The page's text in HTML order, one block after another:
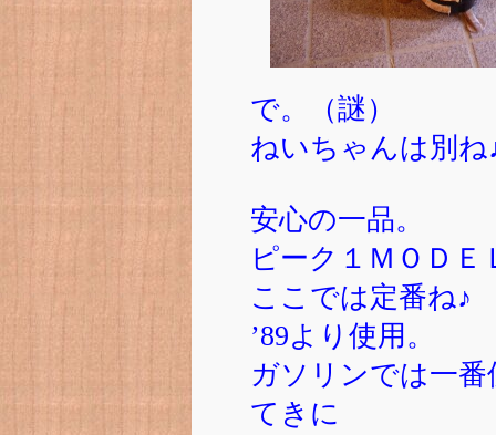
で。（謎）
ねいちゃんは別ね
安心の一品。
ピーク１ＭＯＤ
ここでは定番ね♪
’89より使用。
ガソリンでは一
てきに